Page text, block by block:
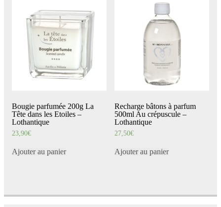
Bougie parfumée 200g La
Tête dans les Etoiles –
Lothantique
23,90€
Ajouter au panier
Recharge bâtons à parfum
500ml Au crépuscule –
Lothantique
27,50€
Ajouter au panier